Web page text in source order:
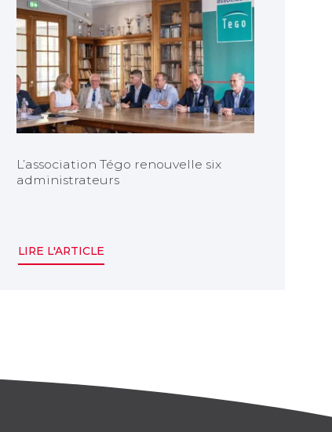
L’association Tégo renouvelle six
administrateurs
LIRE L'ARTICLE